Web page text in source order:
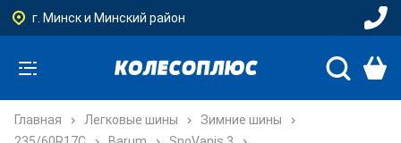
г. Минск и Минский район
Главная Легковые шины
Зимние шины